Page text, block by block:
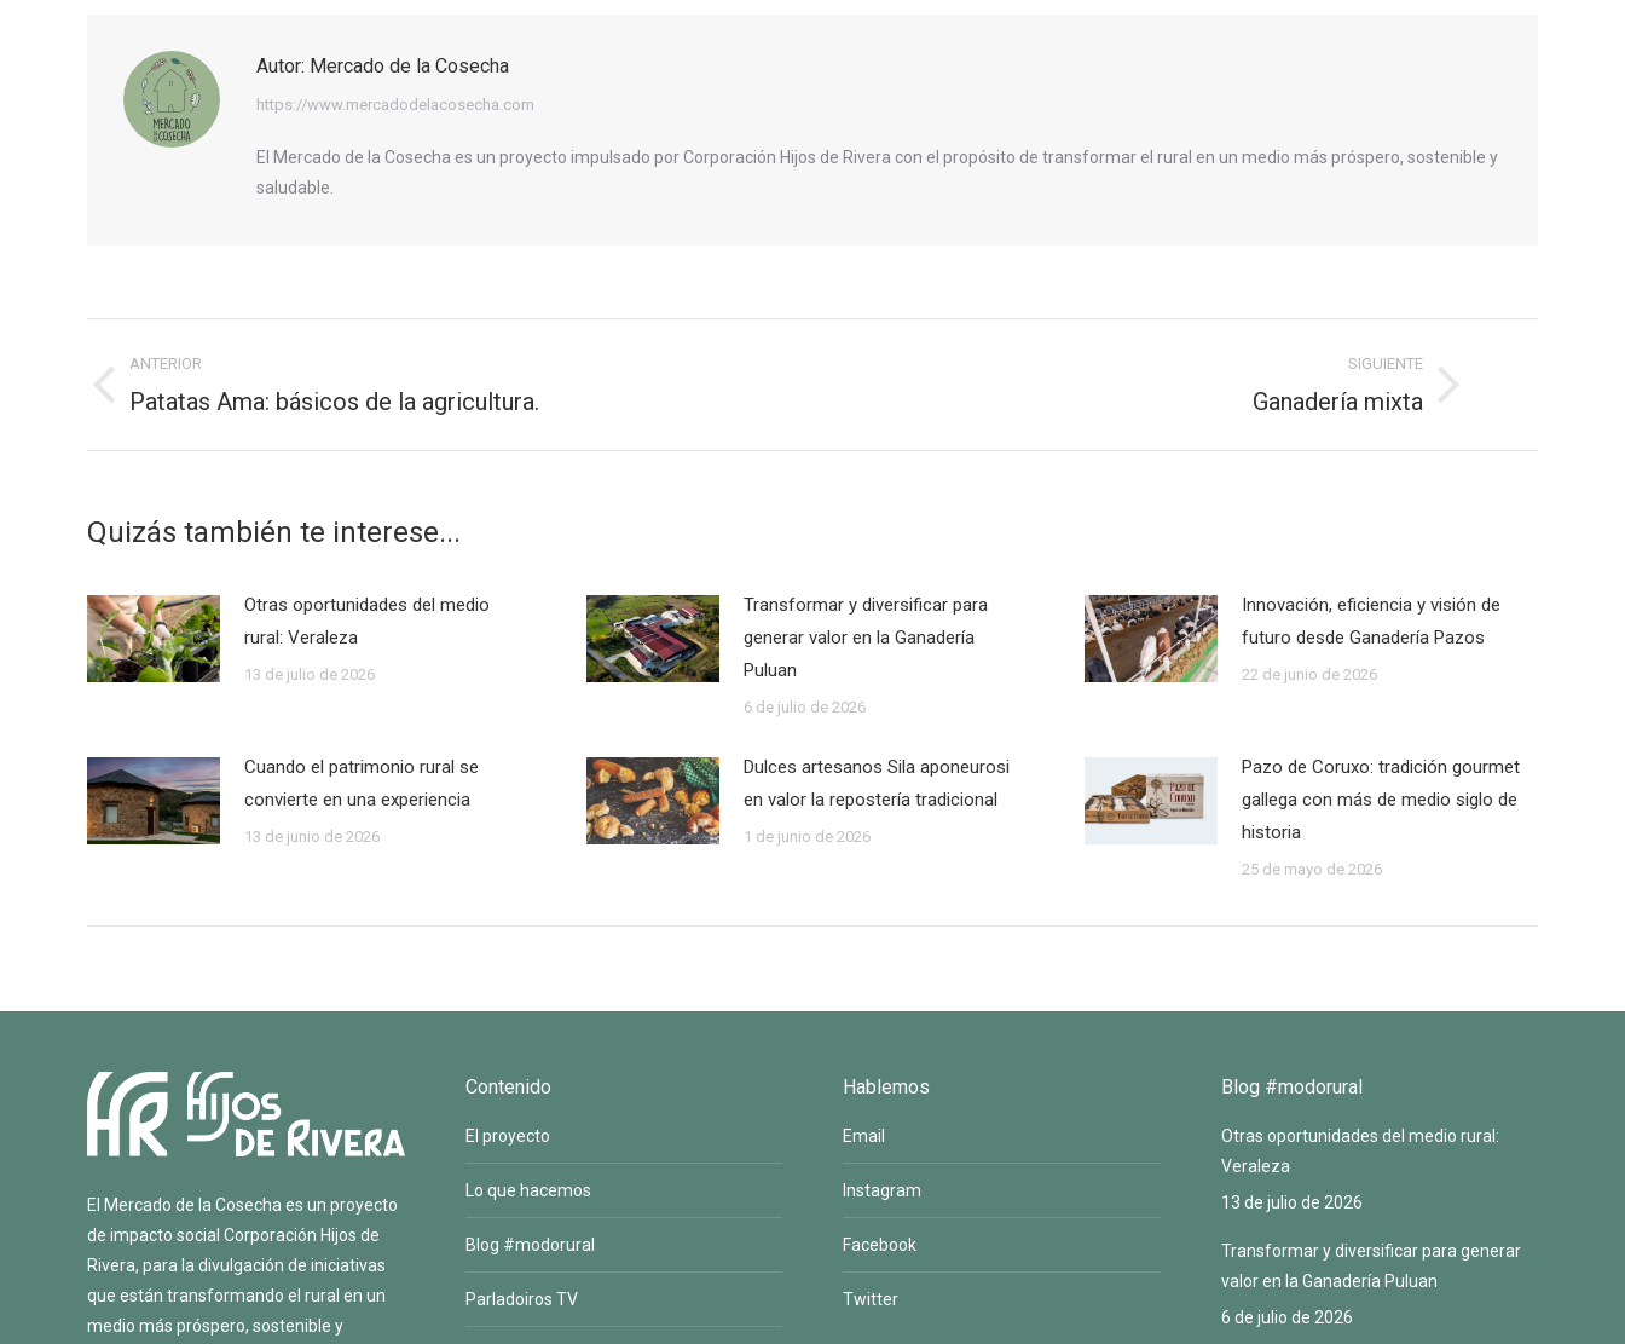
Autor: Mercado de la Cosecha
https://www.mercadodelacosecha.com
El Mercado de la Cosecha es un proyecto impulsado por Corporación Hijos de Rivera con el propósito de transformar el rural en un medio más próspero, sostenible y
saludable.
entre
publicaciones
ANTERIOR
Publicación
Patatas Ama: básicos de la agricultura.
SIGUIENTE
Ganadería mixta
Quizás también te interese...
Otras oportunidades del medio
rural: Veraleza
13 de julio de 2026
Transformar y diversificar para
generar valor en la Ganadería
Puluan
6 de julio de 2026
Innovación, eficiencia y visión de
futuro desde Ganadería Pazos
22 de junio de 2026
Cuando el patrimonio rural se
convierte en una experiencia
13 de junio de 2026
Dulces artesanos Sila aponeurosi
en valor la repostería tradicional
1 de junio de 2026
Pazo de Coruxo: tradición gourmet
gallega con más de medio siglo de
historia
25 de mayo de 2026
El Mercado de la Cosecha es un proyecto
de impacto social Corporación Hijos de
Rivera, para la divulgación de iniciativas
que están transformando el rural en un
medio más próspero, sostenible y
Contenido
El proyecto
Lo que hacemos
Blog #modorural
Parladoiros TV
Hablemos
Email
Instagram
Facebook
Twitter
Blog #modorural
Otras oportunidades del medio rural:
Veraleza
13 de julio de 2026
Transformar y diversificar para generar
valor en la Ganadería Puluan
6 de julio de 2026